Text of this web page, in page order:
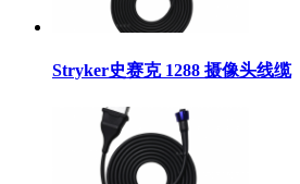
Stryker史赛克 1288 摄像头线缆